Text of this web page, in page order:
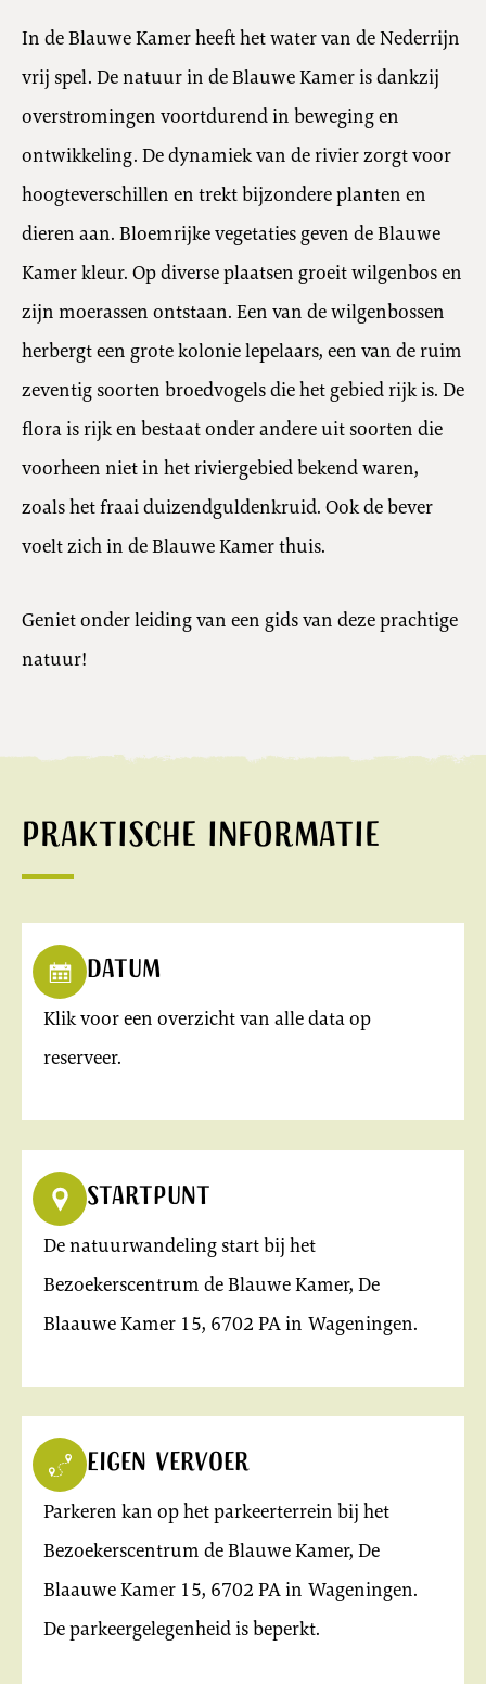
In de Blauwe Kamer heeft het water van de Nederrijn
vrij spel. De natuur in de Blauwe Kamer is dankzij
overstromingen voortdurend in beweging en
ontwikkeling. De dynamiek van de rivier zorgt voor
hoogteverschillen en trekt bijzondere planten en
dieren aan. Bloemrijke vegetaties geven de Blauwe
Kamer kleur. Op diverse plaatsen groeit wilgenbos en
zijn moerassen ontstaan. Een van de wilgenbossen
herbergt een grote kolonie lepelaars, een van de ruim
zeventig soorten broedvogels die het gebied rijk is. De
flora is rijk en bestaat onder andere uit soorten die
voorheen niet in het riviergebied bekend waren,
zoals het fraai duizendguldenkruid. Ook de bever
voelt zich in de Blauwe Kamer thuis.
Geniet onder leiding van een gids van deze prachtige
natuur!
Praktische informatie
Datum
Klik voor een overzicht van alle data op
reserveer.
Startpunt
De natuurwandeling start bij het
Bezoekerscentrum de Blauwe Kamer, De
Blaauwe Kamer 15, 6702 PA in Wageningen.
Eigen vervoer
Parkeren kan op het parkeerterrein bij het
Bezoekerscentrum de Blauwe Kamer, De
Blaauwe Kamer 15, 6702 PA in Wageningen.
De parkeergelegenheid is beperkt.